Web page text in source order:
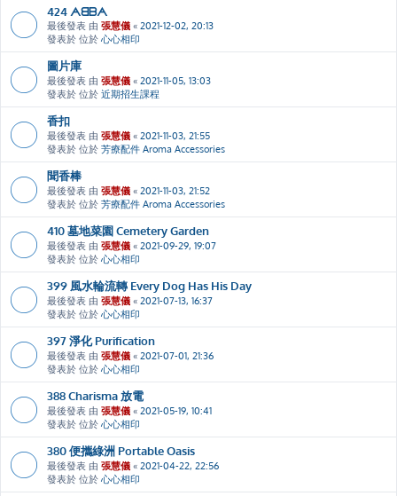
424 ᗅᗺᗷᗅ
最後發表 由 張慧儀 « 2021-12-02, 20:13
發表於 位於 心心相印
圖片庫
最後發表 由 張慧儀 « 2021-11-05, 13:03
發表於 位於 近期招生課程
香扣
最後發表 由 張慧儀 « 2021-11-03, 21:55
發表於 位於 芳療配件 Aroma Accessories
聞香棒
最後發表 由 張慧儀 « 2021-11-03, 21:52
發表於 位於 芳療配件 Aroma Accessories
410 墓地菜園 Cemetery Garden
最後發表 由 張慧儀 « 2021-09-29, 19:07
發表於 位於 心心相印
399 風水輪流轉 Every Dog Has His Day
最後發表 由 張慧儀 « 2021-07-13, 16:37
發表於 位於 心心相印
397 淨化 Purification
最後發表 由 張慧儀 « 2021-07-01, 21:36
發表於 位於 心心相印
388 Charisma 放電
最後發表 由 張慧儀 « 2021-05-19, 10:41
發表於 位於 心心相印
380 便攜綠洲 Portable Oasis
最後發表 由 張慧儀 « 2021-04-22, 22:56
發表於 位於 心心相印